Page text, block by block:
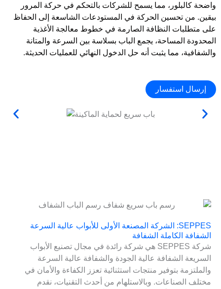
واضحة كالبلور، مما يسمح للشركات بالتحكم في حركة المرور
بيقين. من تحسين الحركة في المستودعات الشاسعة إلى الحفاظ
على متطلبات النظافة الصارمة في خطوط معالجة الأغذية
المحدودة المساحة، يجمع الباب بسلاسة بين السرعة والمتانة
والشفافية، مما يثبت أنه حل الدخول النهائي للعمليات الحديثة.
إرسال استفسار
SEPPES: الشركة المصنعة الأولى للأبواب عالية السرعة
الشفافة الكاملة الشفافة
شركة SEPPES هي شركة رائدة في مجال تصنيع الأبواب
السريعة الشفافة عالية الجودة والشفافة عالية السرعة
والملتزمة بتوفير منتجات استثنائية تعزز الكفاءة والأمان في
مختلف الصناعات. وبالاستلهام من أحدث التقنيات، نقدم